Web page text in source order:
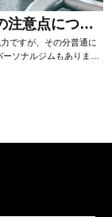
注意点につい
ですが、その分普通に